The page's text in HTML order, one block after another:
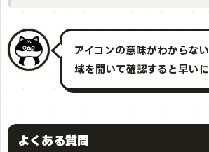
アイコンの意味がわからな
域を開いて確認すると早い
よくある質問